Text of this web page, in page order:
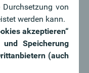
wird der
voraussichtlich
März 2026 erwartet.
von
werden kann.
akzeptieren“
Speicherung
(auch